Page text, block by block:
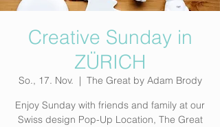
Creative Sunday in
ZÜRICH
So., 17. Nov.
  |
The Great by Adam Brody
Enjoy Sunday with friends and family at our
Swiss design Pop-Up Location, The Great